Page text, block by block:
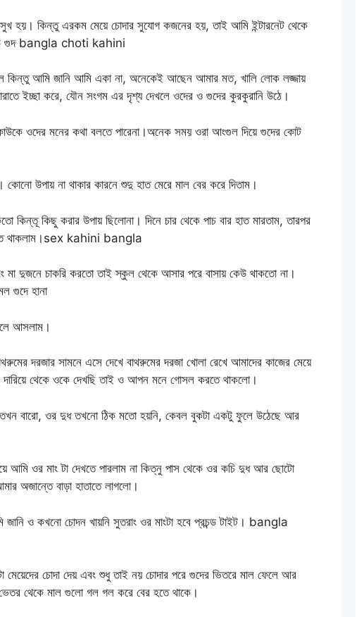
হয়। কিন্তু এরকম মেয়ে চোদার সুযোগ কজনের হয়, তাই আমি ইন্টারনেট থেকে
কচি গুদ bangla choti kahini
কিন্তু আমি জানি আমি একা না, অনেকেই আছেন আমার মত, খালি লোক লজ্জায়
ইচ্ছা করে, যৌন সংগম এর দৃশ্য দেখলে ওদের ও গুদের কুরকুরানি উঠে।
ওদের মনের কথা বলতে পারেনা।অনেক সময় ওরা আংগুল দিয়ে গুদের কোট
উপায় না থাকার কারনে শুদু হাত মেরে মাল বের করে দিতাম।
কিন্তূ কিছু করার উপায় ছিলোনা। দিনে চার থেকে পাচ বার হাত মারতাম, তারপর
থাকলাম।sex kahini bangla
দুজনে চাকরি করতো তাই স্কুল থেকে আসার পরে বাসায় কেউ থাকতো না।
গুদে হানা
আসলাম।
দরজার সামনে এসে দেখে বাথরুমের দরজা খোলা রেখে আমাদের কাজের মেয়ে
থেকে ওকে দেখছি তাই ও আপন মনে গোসল করতে থাকলো।
তখন বারো, ওর দুধ তখনো ঠিক মতো হয়নি, কেবল বুকটা একটু ফুলে উঠেছে আর
আমি ওর মাং টা দেখতে পারলাম না কিত্নু পাস থেকে ওর কচি দুধ আর ছোটো
অজান্তে বাড়া হাতাতে লাগলো।
ও কখনো চোদন খায়নি সুতরাং ওর মাংটা হবে প্রচন্ড টাইট। bangla
চোদা দেয় এবং শুধু তাই নয় চোদার পরে গুদের ভিতরে মাল ফেলে আর
থেকে মাল গুলো গল গল করে বের হতে থাকে।